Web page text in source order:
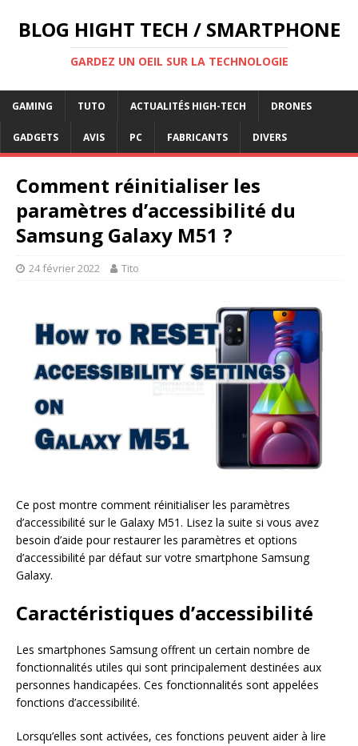
BLOG HIGHT TECH / SMARTPHONE
GARDEZ UN OEIL SUR LA TECHNOLOGIE
GAMING TUTO ACTUALITÉS HIGH-TECH DRONES
GADGETS AVIS PC FABRICANTS DIVERS
Comment réinitialiser les
paramètres d’accessibilité du
Samsung Galaxy M51 ?
24 février 2022 Tito
Ce post montre comment réinitialiser les paramètres
d’accessibilité sur le Galaxy M51. Lisez la suite si vous avez
besoin d’aide pour restaurer les paramètres et options
d’accessibilité par défaut sur votre smartphone Samsung
Galaxy.
Caractéristiques d’accessibilité
Les smartphones Samsung offrent un certain nombre de
fonctionnalités utiles qui sont principalement destinées aux
personnes handicapées. Ces fonctionnalités sont appelées
fonctions d’accessibilité.
Lorsqu’elles sont activées, ces fonctions peuvent aider à lire